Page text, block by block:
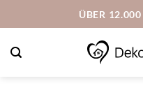
Inhalt
springen
ÜBER